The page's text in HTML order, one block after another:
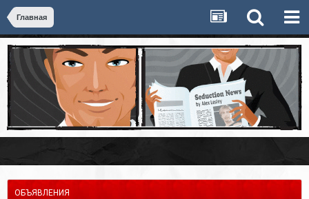
Главная
ОБЪЯВЛЕНИЯ